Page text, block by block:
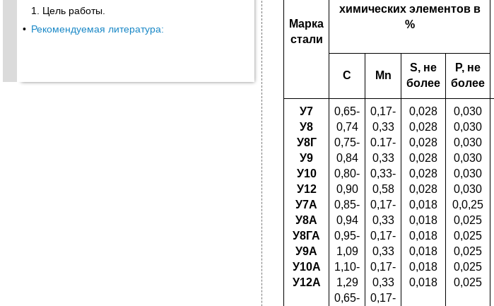
1. Цель работы.
• Рекомендуемая литература:
Марка
стали
химических элементов в
%
С Мn
S, не
более
P, не
более
У7
У8
У8Г
У9
У10
У12
У7А
У8А
У8ГА
У9А
У10А
У12А
0,65-
0,74
0,75-
0,84
0,80-
0,90
0,85-
0,94
0,95-
1,09
1,10-
1,29
0,65-
0,17-
0,33
0.17-
0,33
0,33-
0,58
0,17-
0,33
0,17-
0,33
0,17-
0,33
0,17-
0,028
0,028
0,028
0,028
0,028
0,028
0,018
0,018
0,018
0,018
0,018
0,018
0,030
0,030
0,030
0,030
0,030
0,030
0,0,25
0,025
0,025
0,025
0,025
0,025